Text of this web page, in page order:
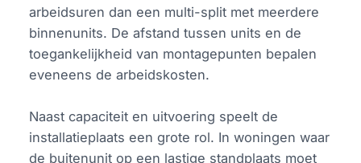
arbeidsuren dan een multi-split met meerdere
binnenunits. De afstand tussen units en de
toegankelijkheid van montagepunten bepalen
eveneens de arbeidskosten.
Naast capaciteit en uitvoering speelt de
installatieplaats een grote rol. In woningen waar
de buitenunit op een lastige standplaats moet